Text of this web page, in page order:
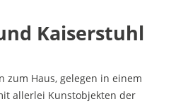
Kaiserstuhl
zum Haus, gelegen in einem
allerlei Kunstobjekten der